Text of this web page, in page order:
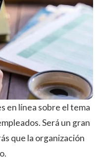
en línea sobre el tema
Será un gran
que la organización